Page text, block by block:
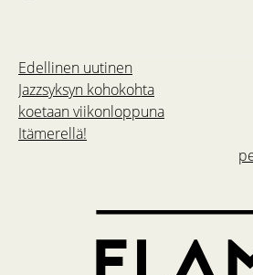
Edellinen uutinen
Jazzsyksyn kohokohta
koetaan viikonloppuna
Itämerellä!